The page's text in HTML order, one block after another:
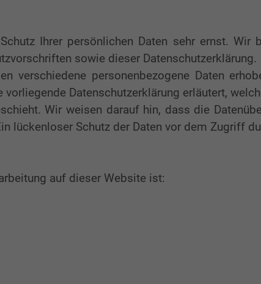
Ihrer persönlichen Daten sehr ernst. Wir
sowie dieser Datenschutzerklärung.
verschiedene personenbezogene Daten
Datenschutzerklärung erläutert,
Wir weisen darauf hin, dass die
lückenloser Schutz der Daten vor dem Zugriff
auf dieser Website ist: